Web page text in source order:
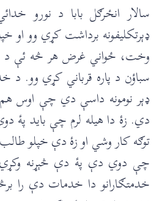
سالار انځرګل بابا د نورو
ډېرتکليفونه برداشت کړي وو او
وخت، ځواني غرض هر څه ئې د
سباؤن د پاره قرباني کړي وو.
ډېر نومونه داسې دي چې اوس هم
دي. زۀ دا هيله لرم چې بايد پۀ
توګه کار وشي او زۀ دې خپلو
چې دوي دې پۀ دې څېړنه
خدمتګارانو دا خدمات دې را